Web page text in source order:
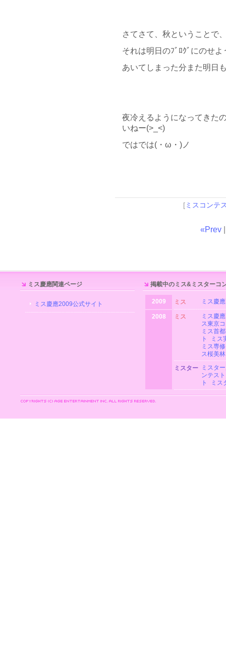
さてさて、秋ということで
それは明日のﾌﾞﾛｸﾞにのせよ
あいてしまった分また明日
夜冷えるようになってきた
いねー(>_<)
ではでは(・ω・)ノ
[ミスコンテ
«Prev
ミス慶應関連ページ
ミス慶應2009公式サイト
掲載中のミス&ミスターコ
2009 ミス ミス慶
2008 ミス
ミス慶
ス東京
ミス首
ト
ミス
ミス専
ス桜美
ミスター
ミスタ
ンテスト
ト
ミス